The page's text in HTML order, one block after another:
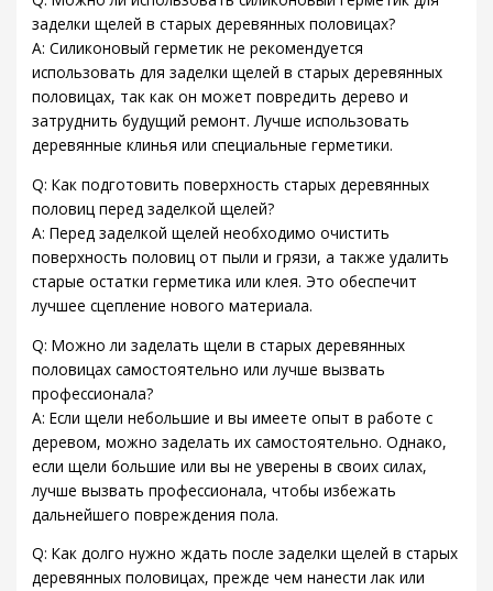
заделки щелей в старых деревянных половицах?
A: Силиконовый герметик не рекомендуется
использовать для заделки щелей в старых деревянных
половицах, так как он может повредить дерево и
затруднить будущий ремонт. Лучше использовать
деревянные клинья или специальные герметики.
Q: Как подготовить поверхность старых деревянных
половиц перед заделкой щелей?
A: Перед заделкой щелей необходимо очистить
поверхность половиц от пыли и грязи, а также удалить
старые остатки герметика или клея. Это обеспечит
лучшее сцепление нового материала.
Q: Можно ли заделать щели в старых деревянных
половицах самостоятельно или лучше вызвать
профессионала?
A: Если щели небольшие и вы имеете опыт в работе с
деревом, можно заделать их самостоятельно. Однако,
если щели большие или вы не уверены в своих силах,
лучше вызвать профессионала, чтобы избежать
дальнейшего повреждения пола.
Q: Как долго нужно ждать после заделки щелей в старых
деревянных половицах, прежде чем нанести лак или